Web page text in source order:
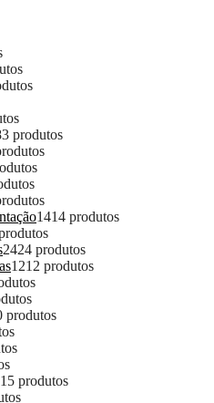
produtos
1414 produtos
2424 produtos
1212 produtos
produtos
15 produtos